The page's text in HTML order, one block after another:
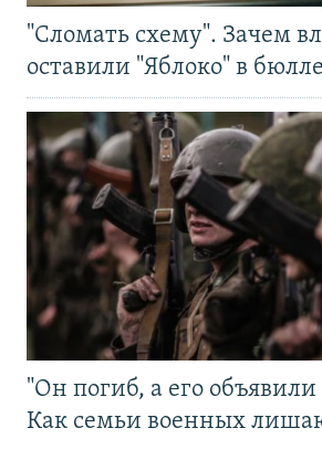
"Сломать схему". Зачем
оставили "Яблоко" в
"Он погиб, а его
Как семьи военных